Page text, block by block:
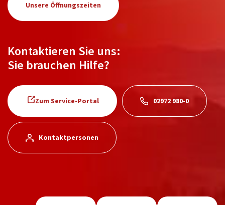
Unsere Öffnungszeiten
Kontaktieren Sie uns:
Sie brauchen Hilfe?
Zum Service-Portal 02972 980-0
Kontaktpersonen